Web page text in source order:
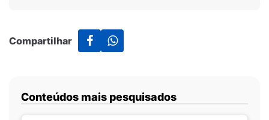
Compartilhar
Conteúdos mais pesquisados